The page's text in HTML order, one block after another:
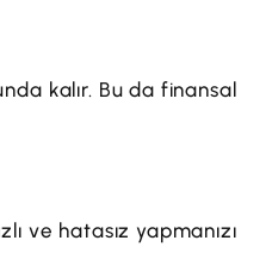
kalır. Bu da finansal
ve hatasız yapmanızı